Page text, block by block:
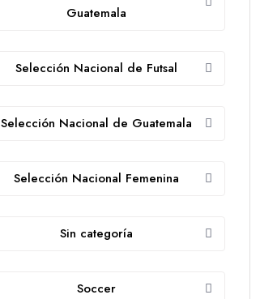
Guatemala
Selección Nacional de Futsal
Selección Nacional de Guatemala
Selección Nacional Femenina
Sin categoría
Soccer